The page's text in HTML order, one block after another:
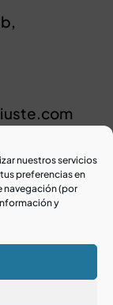
nuestros servicios
preferencias en
navegación (por
y